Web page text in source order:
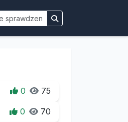
0 75
0 70